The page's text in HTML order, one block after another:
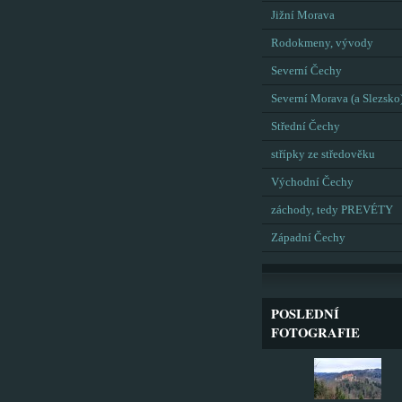
Jižní Morava
Rodokmeny, vývody
Severní Čechy
Severní Morava (a
Střední Čechy
střípky ze středověku
Východní Čechy
záchody, tedy PREVÉTY
Západní Čechy
POSLEDNÍ
FOTOGRAFIE